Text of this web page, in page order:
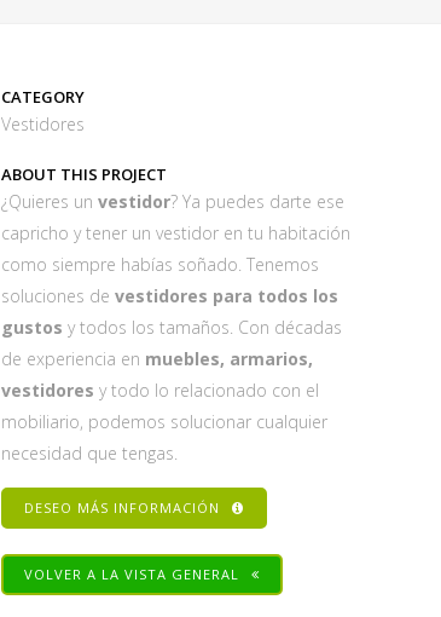
CATEGORY
Vestidores
ABOUT THIS PROJECT
¿Quieres un vestidor? Ya puedes darte ese
capricho y tener un vestidor en tu habitación
como siempre habías soñado. Tenemos
soluciones devestidores para todos los
gustos y todos los tamaños. Con décadas
de experiencia en muebles, armarios,
vestidores y todo lo relacionado con el
mobiliario, podemos solucionar cualquier
necesidad que tengas.
DESEO MÁS INFORMACIÓN
VOLVER A LA VISTA GENERAL